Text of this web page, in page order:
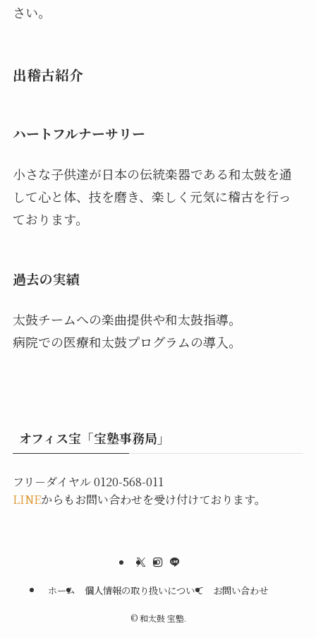
さい。
出稽古紹介
ハートフルナーサリー
小さな子供達が日本の伝統楽器である和太鼓を通
して心と体、技を磨き、楽しく元気に稽古を行っ
ております。
過去の実績
太鼓チームへの楽曲提供や和太鼓指導。
病院での医療和太鼓プログラムの導入。
オフィス宝「宝塾事務局」
フリ－ダイヤル 0120-568-011
LINEからもお問い合わせを受け付けております。
ホーム 個人情報の取り扱いについて お問い合わせ
©和太鼓 宝塾.